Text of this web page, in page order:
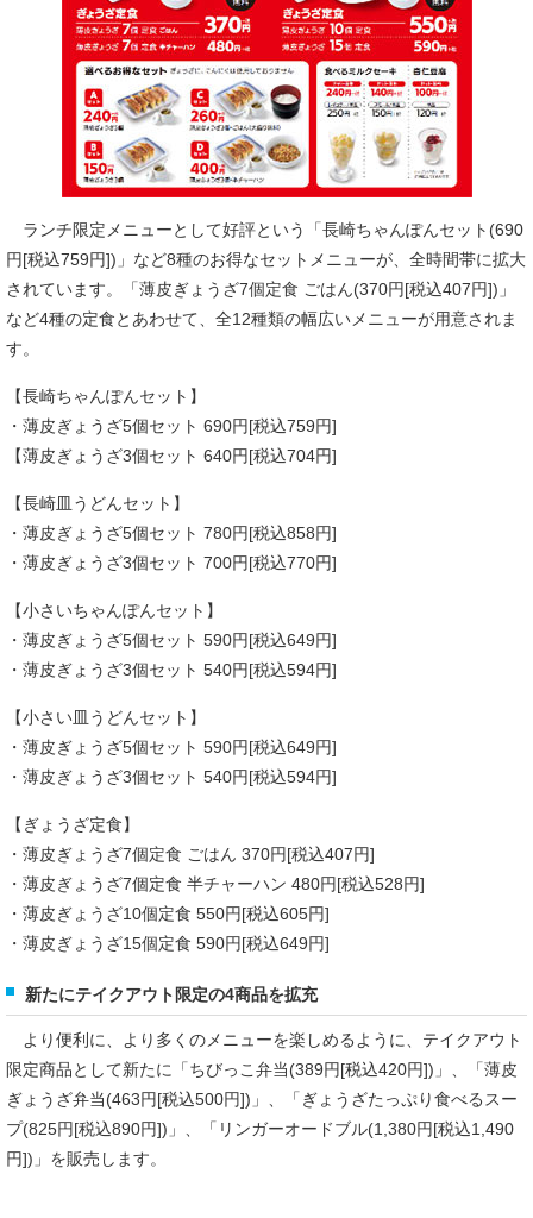
ランチ限定メニューとして好評という「長崎ちゃんぽんセット(690
円[税込759円])」など8種のお得なセットメニューが、全時間帯に拡大
されています。「薄皮ぎょうざ7個定食 ごはん(370円[税込407円])」
など4種の定食とあわせて、全12種類の幅広いメニューが用意されま
す。
【長崎ちゃんぽんセット】
・薄皮ぎょうざ5個セット 690円[税込759円]
【薄皮ぎょうざ3個セット 640円[税込704円]
【長崎皿うどんセット】
・薄皮ぎょうざ5個セット 780円[税込858円]
・薄皮ぎょうざ3個セット 700円[税込770円]
【小さいちゃんぽんセット】
・薄皮ぎょうざ5個セット 590円[税込649円]
・薄皮ぎょうざ3個セット 540円[税込594円]
【小さい皿うどんセット】
・薄皮ぎょうざ5個セット 590円[税込649円]
・薄皮ぎょうざ3個セット 540円[税込594円]
【ぎょうざ定食】
・薄皮ぎょうざ7個定食 ごはん 370円[税込407円]
・薄皮ぎょうざ7個定食 半チャーハン 480円[税込528円]
・薄皮ぎょうざ10個定食 550円[税込605円]
・薄皮ぎょうざ15個定食 590円[税込649円]
新たにテイクアウト限定の4商品を拡充
より便利に、より多くのメニューを楽しめるように、テイクアウト
限定商品として新たに「ちびっこ弁当(389円[税込420円])」、「薄皮
ぎょうざ弁当(463円[税込500円])」、「ぎょうざたっぷり食べるスー
プ(825円[税込890円])」、「リンガーオードブル(1,380円[税込1,490
円])」を販売します。